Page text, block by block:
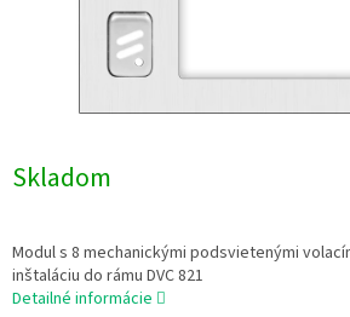
Skladom
Modul s 8 mechanickými podsvietenými
inštaláciu do rámu DVC 821
Detailné informácie